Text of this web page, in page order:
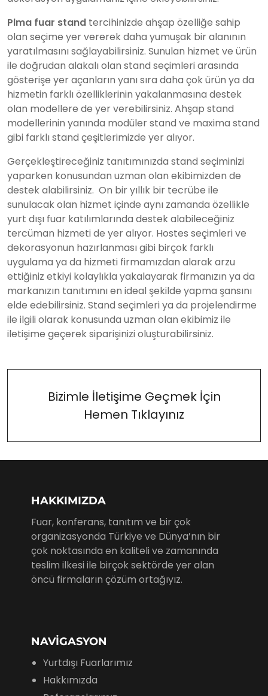
Plma fuar stand tercihinizde ahşap özelliğe sahip
olan seçime yer vererek daha yumuşak bir alanının
yaratılmasını sağlayabilirsiniz. Sunulan hizmet ve ürün
ile doğrudan alakalı olan stand seçimleri arasında
gösterişe yer açanların yanı sıra daha çok ürün ya da
hizmetin farklı özelliklerinin yakalanmasına destek
olan modellere de yer verebilirsiniz. Ahşap stand
modellerinin yanında modüler stand ve maxima stand
gibi farklı stand çeşitlerimizde yer alıyor.
Gerçekleştireceğiniz tanıtımınızda stand seçiminizi
yaparken konusundan uzman olan ekibimizden de
destek alabilirsiniz. On bir yıllık bir tecrübe ile
sunulacak olan hizmet içinde aynı zamanda özellikle
yurt dışı fuar katılımlarında destek alabileceğiniz
tercüman hizmeti de yer alıyor. Hostes seçimleri ve
dekorasyonun hazırlanması gibi birçok farklı
uygulama ya da hizmeti firmamızdan alarak arzu
ettiğiniz etkiyi kolaylıkla yakalayarak firmanızın ya da
markanızın tanıtımını en ideal şekilde yapma şansını
elde edebilirsiniz. Stand seçimleri ya da projelendirme
ile ilgili olarak konusunda uzman olan ekibimiz ile
iletişime geçerek siparişinizi oluşturabilirsiniz.
Bizimle İletişime Geçmek İçin
Hemen Tıklayınız
HAKKIMIZDA
Fuar, konferans, tanıtım ve bir çok
organizasyonda Türkiye ve Dünya’nın bir
çok noktasında en kaliteli ve zamanında
teslim ilkesi ile birçok sektörde yer alan
öncü firmaların çözüm ortağıyız.
NAVIGASYON
Yurtdışı Fuarlarımız
Hakkımızda